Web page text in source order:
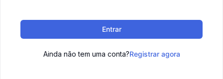
Entrar
Ainda não tem uma conta?Registrar agora